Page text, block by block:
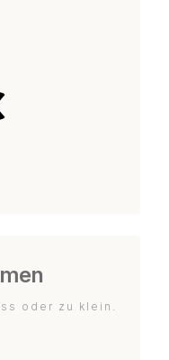
oder zu klein.